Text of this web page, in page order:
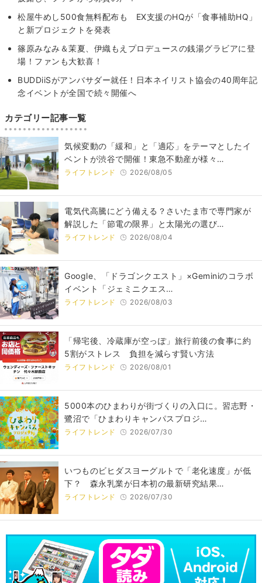
松屋牛めし500食無料配布も EX支援のHQが「食事補助HQ」
と新プロジェクトを発表
篠原みなみ＆茉夏、伊織もえプロデュースの銭湯グラビアに登
場！ファンも大歓喜！
BUDDiiSがアンバサダー就任！日本ネイリスト協会の40周年記
念イベントが全国で続々開催へ
カテゴリー記事一覧
気候変動の「緩和」と「適応」をテーマとしたイ
ベントが渋谷で開催！東急不動産が様々…
ライフトレンド 2026/08/05
電気代高騰にどう備える？さいたま市で専門家が
解説した「節電の限界」と太陽光の選び…
ライフトレンド 2026/08/04
Google、「ドラゴンクエスト」×Geminiのコラボ
イベント「ジェミニクエス…
ライフトレンド 2026/08/03
「帰宅後、冷蔵庫が空っぽ」旅行前後の食事に約
5割がストレス 負担を減らす賢い方法
ライフトレンド 2026/08/01
5000本のひまわりが街づくりの入口に。習志野・
鷺沼で「ひまわりキャンパスプロジ…
ライフトレンド 2026/07/30
いつものビヒダスヨーグルトで「老化速度」が低
下？ 森永乳業が日本初の最新研究結果…
ライフトレンド 2026/07/30